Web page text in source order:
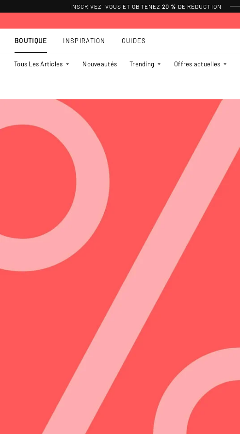
INSCRIVEZ-VOUS ET OBTENEZ 20 % DE RÉDUCTION
BOUTIQUE
Tous Les Articles Nouveautés Trending Offres actuelles
INSPIRATION GUIDES